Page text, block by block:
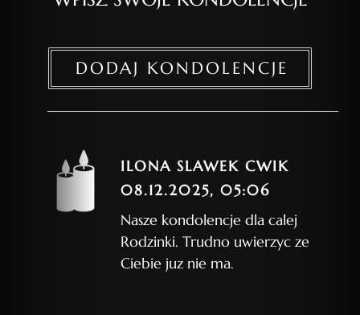
DODAJ KONDOLENCJE
ILONA SLAWEK CWIK
08.12.2025, 05:06
Nasze kondolencje dla calej
Rodzinki. Trudno uwierzyc ze
Ciebie juz nie ma.